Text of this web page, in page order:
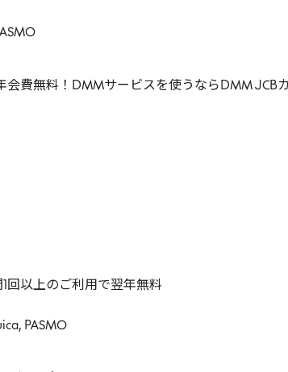
費無料！DMMサービスを使うならDMM JCB
回以上のご利用で翌年無料
PASMO